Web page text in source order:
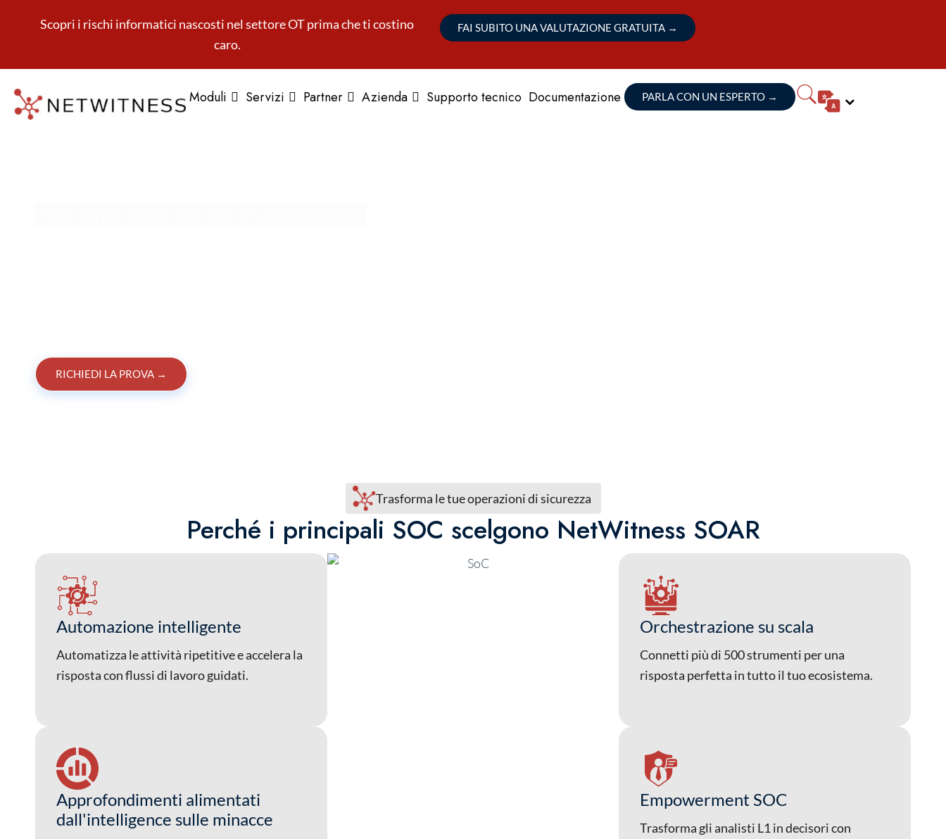
Scopri i rischi informatici nascosti nel settore OT prima che ti costino
caro.
FAI SUBITO UNA VALUTAZIONE GRATUITA →
Moduli Servizi Partner Azienda Supporto tecnico Documentazione PARLA CON UN ESPERTO →
RICHIEDI LA PROVA →
Trasforma le tue operazioni di sicurezza
Perché i principali SOC scelgono NetWitness SOAR
Automazione intelligente
Automatizza le attività ripetitive e accelera la
risposta con flussi di lavoro guidati.
Orchestrazione su scala
Connetti più di 500 strumenti per una
risposta perfetta in tutto il tuo ecosistema.
Approfondimenti alimentati
dall'intelligence sulle minacce
Empowerment SOC
Trasforma gli analisti L1 in decisori con